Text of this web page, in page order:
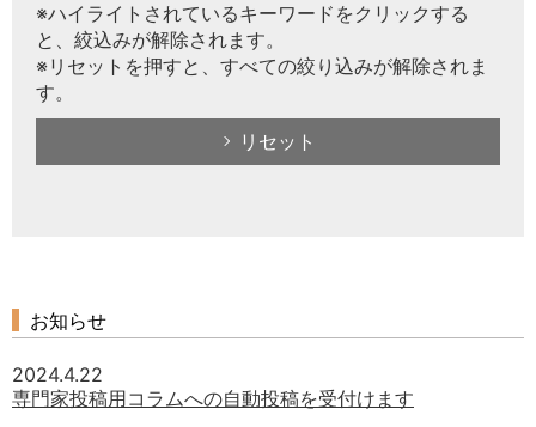
※ハイライトされているキーワードをクリックする
と、絞込みが解除されます。
※リセットを押すと、すべての絞り込みが解除されま
す。
リセット
お知らせ
2024.4.22
専門家投稿用コラムへの自動投稿を受付けます